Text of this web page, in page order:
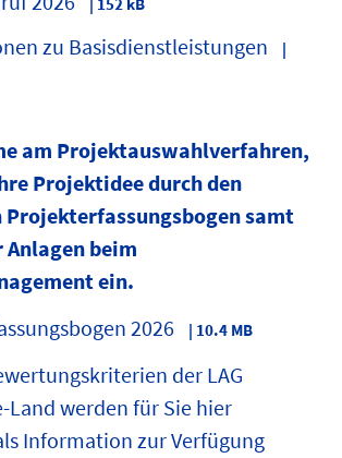
zu Basisdienstleistungen
|
am Projektauswahlverfahren,
Projektidee durch den
samt
beim
ein.
2026
| 10.4 MB
der LAG
Land werden für Sie hier
Information zur Verfügung